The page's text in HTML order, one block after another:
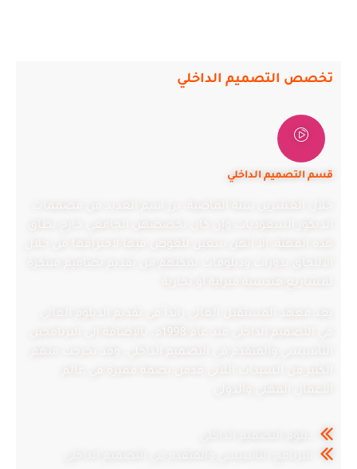
تخصص التصميم الداخلي
قسم التصميم الداخلي